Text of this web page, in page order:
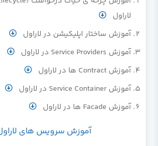
لاراول
آموزش ساختار اپلیکیشن در لاراول
آموزش Service Providers در لاراول
آموزش Contract ها در لاراول
آموزش Service Container در لاراول
آموزش Facade ها در لاراول
آموزش سرویس های